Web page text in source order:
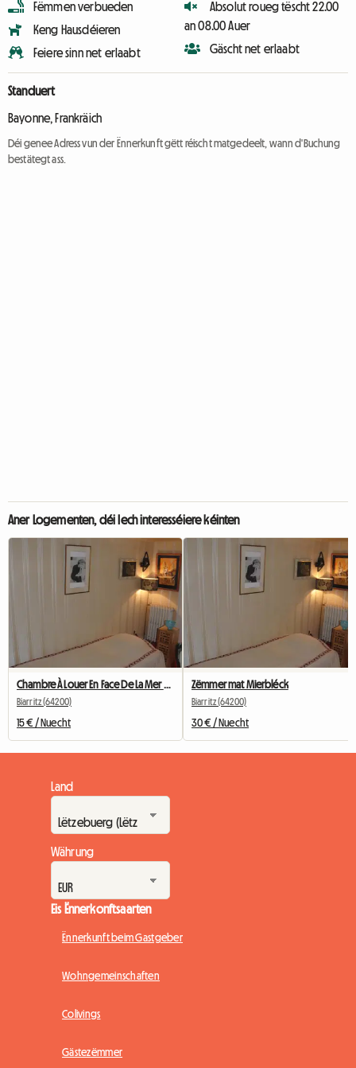
Fëmmen verbueden
Keng Hausdéieren
Feiere sinn net erlaabt
Absolut roueg tëscht 22.00
an 08.00 Auer
Gäscht net erlaabt
Standuert
Bayonne, Frankräich
Déi genee Adress vun der Ënnerkunft gëtt réischt matgedeelt, wann d'Buchung
bestätegt ass.
Aner Logementen, déi Iech interesséiere kéinten
Chambre À Louer En Face De La Mer Biarritz Centre Ville
Biarritz (64200)
15 € / Nuecht
Zëmmer mat Mierbléck
Biarritz (64200)
30 € / Nuecht
Land
Währung
Eis Ënnerkonftsaarten
Ënnerkunft beim Gastgeber
Wohngemeinschaften
Colivings
Gästezëmmer